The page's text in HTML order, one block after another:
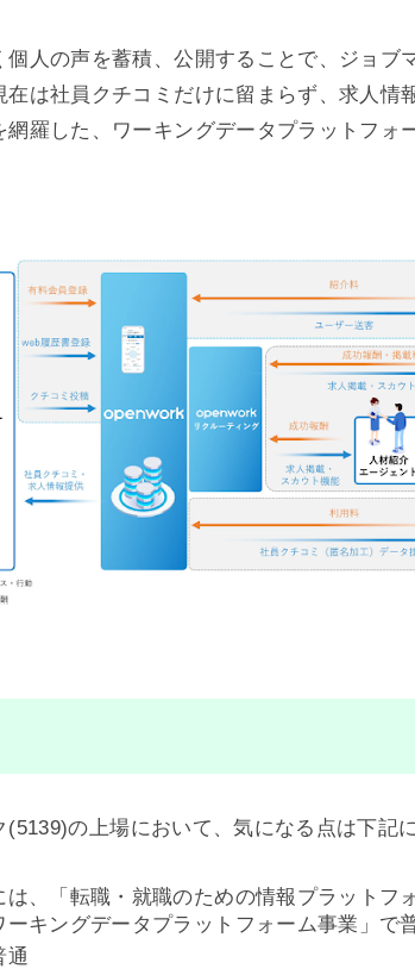
個人の声を蓄積、公開することで、ジョブ
在は社員クチコミだけに留まらず、求人情
網羅した、ワーキングデータプラットフォ
(5139)の上場において、気になる点は下記
は、「転職・就職のための情報プラットフ
ーキングデータプラットフォーム事業」で
通